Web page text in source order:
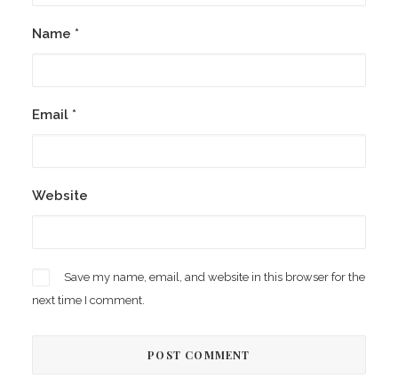
Name *
Email *
Website
Save my name, email, and website in this browser for the
next time I comment.